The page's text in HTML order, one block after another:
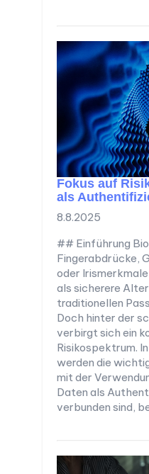
Fokus auf
als
8.8.2025
## Einführung
Fingerabdrücke,
oder
als sicherere
traditionellen
Doch hinter der
verbirgt sich ein
Risikospektrum.
werden die
mit der
Daten als
verbunden sind,